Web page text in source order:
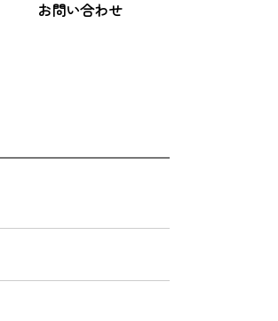
お問い合わせ